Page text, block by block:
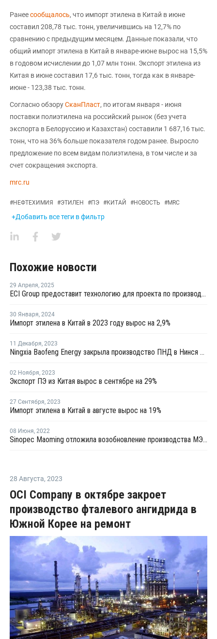
Ранеесообщалось, что импорт этилена в Китай в июне
составил 208,78 тыс. тонн, увеличившись на 12,7% по
сравнению с предыдущим месяцем. Данные показали, что
общий импорт этилена в Китай в январе-июне вырос на 15,5%
в годовом исчислении до 1,07 млн тонн. Экспорт этилена из
Китая в июне составил 17,6 тыс. тонн, тогда как в январе-
июне - 123,38 тыс. тонн.
Согласно обзоруСканПласт, по итогам января - июня
поставки полиэтилена на российский рынок (без учета
экспорта в Белоруссию и Казахстан) составили 1 687,16 тыс.
тонн, что на 36% больше показателя годом ранее. Выросло
предложение по всем видам полиэтилена, в том числе и за
счет сокращения экспорта.
mrc.ru
#НЕФТЕХИМИЯ #ЭТИЛЕН #ПЭ #КИТАЙ #НОВОСТЬ #MRC
+Добавить все теги в фильтр
Похожие новости
29 Апреля, 2025
ECI Group предоставит технологию для проекта по производству сополимеров в Китае
30 Января, 2024
Импорт этилена в Китай в 2023 году вырос на 2,9%
11 Декабря, 2023
Ningxia Baofeng Energy закрыла производство ПНД в Нинся на ремонт
02 Ноября, 2023
Экспорт ПЭ из Китая вырос в сентябре на 29%
27 Сентября, 2023
Импорт этилена в Китай в августе вырос на 19%
08 Июня, 2022
Sinopec Maoming отложила возобновление производства МЭГ в Китае
28 Августа, 2023
OCI Company в октябре закроет
производство фталевого ангидрида в
Южной Корее на ремонт